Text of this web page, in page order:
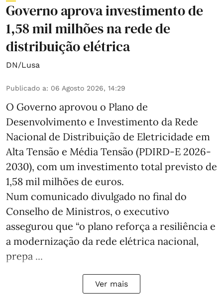
Governo aprova investimento de
1,58 mil milhões na rede de
distribuição elétrica
DN/Lusa
Publicado a: 06 Agosto 2026, 14:29
O Governo aprovou o Plano de
Desenvolvimento e Investimento da Rede
Nacional de Distribuição de Eletricidade em
Alta Tensão e Média Tensão (PDIRD-E 2026-
2030), com um investimento total previsto de
1,58 mil milhões de euros.
Num comunicado divulgado no final do
Conselho de Ministros, o executivo
assegurou que “o plano reforça a resiliência e
a modernização da rede elétrica nacional,
prepa ...
Ver mais